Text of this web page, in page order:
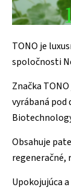
TONO je
spoločnosti
Značka
vyrábaná pod
Obsahuje
regeneračné,
Upokojujúca